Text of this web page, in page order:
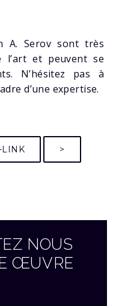
A. Serov sont très
l’art et peuvent se
N’hésitez pas à
d’une expertise.
LINK >
NOUS
ŒUVRE